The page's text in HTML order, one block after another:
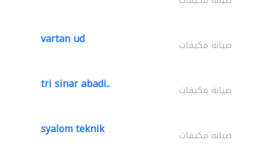
vartan ud صيانة مكيفات
tri sinar abadi.. صيانة مكيفات
syalom teknik صيانة مكيفات